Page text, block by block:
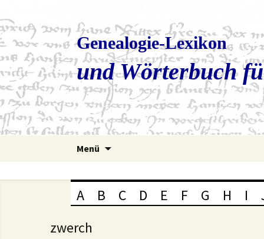
Genealogie-Lexikon
und Wörterbuch
Menü
A B C D E F G H I
zwerch